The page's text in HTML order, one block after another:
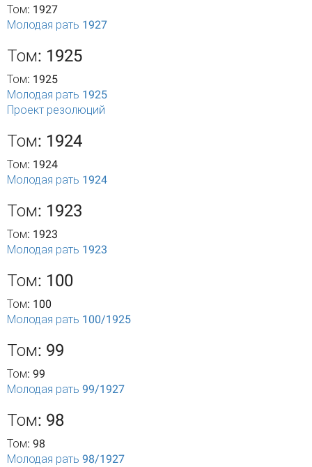
Том: 1927
Молодая рать 1927
Том: 1925
Том: 1925
Молодая рать 1925
Проект резолюций
Том: 1924
Том: 1924
Молодая рать 1924
Том: 1923
Том: 1923
Молодая рать 1923
Том: 100
Том: 100
Молодая рать 100/1925
Том: 99
Том: 99
Молодая рать 99/1927
Том: 98
Том: 98
Молодая рать 98/1927